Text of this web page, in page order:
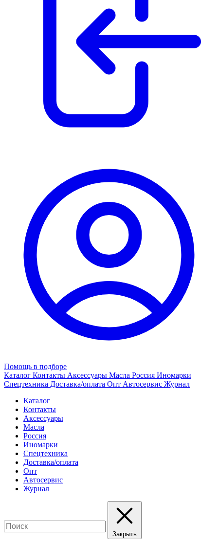
Помощь в подборе
Каталог Контакты Аксессуары Масла Россия Иномарки
Спецтехника Доставка/оплата Опт Автосервис Журнал
Каталог
Контакты
Аксессуары
Масла
Россия
Иномарки
Спецтехника
Доставка/оплата
Опт
Автосервис
Журнал
Закрыть